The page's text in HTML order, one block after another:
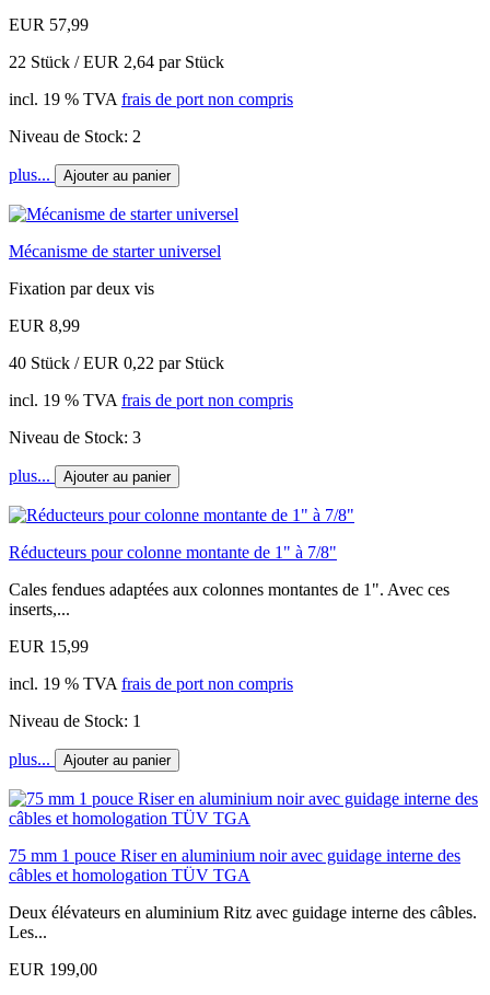
EUR 57,99
22 Stück / EUR 2,64 par Stück
incl. 19 % TVA frais de port non compris
Niveau de Stock: 2
plus... Ajouter au panier
Mécanisme de starter universel
Fixation par deux vis
EUR 8,99
40 Stück / EUR 0,22 par Stück
incl. 19 % TVA frais de port non compris
Niveau de Stock: 3
plus... Ajouter au panier
Réducteurs pour colonne montante de 1" à 7/8"
Cales fendues adaptées aux colonnes montantes de 1". Avec ces
inserts,...
EUR 15,99
incl. 19 % TVA frais de port non compris
Niveau de Stock: 1
plus... Ajouter au panier
75 mm 1 pouce Riser en aluminium noir avec guidage interne des
câbles et homologation TÜV TGA
Deux élévateurs en aluminium Ritz avec guidage interne des câbles.
Les...
EUR 199,00